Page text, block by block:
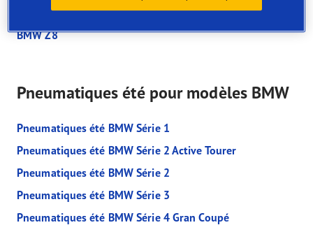
BMW Z4
BMW Z8
Pneumatiques été pour modèles BMW
Pneumatiques été BMW Série 1
Pneumatiques été BMW Série 2 Active Tourer
Pneumatiques été BMW Série 2
Pneumatiques été BMW Série 3
Pneumatiques été BMW Série 4 Gran Coupé